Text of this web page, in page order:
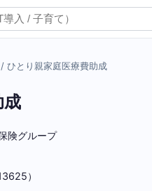
/ ひとり親家庭医療費助成
成
険グループ
）